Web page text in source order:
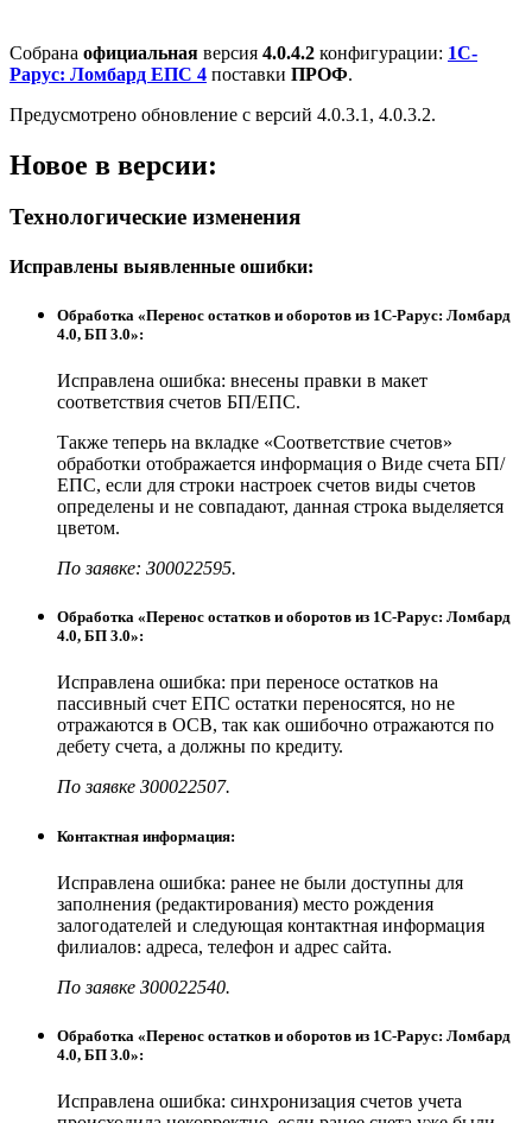
Собрана официальная версия 4.0.4.2 конфигурации: 1С-
Рарус: Ломбард ЕПС 4 поставки ПРОФ.
Предусмотрено обновление с версий 4.0.3.1, 4.0.3.2.
Новое в версии:
Технологические изменения
Исправлены выявленные ошибки:
Обработка «Перенос остатков и оборотов из 1С-Рарус: Ломбард
4.0, БП 3.0»:
Исправлена ошибка: внесены правки в макет
соответствия счетов БП/ЕПС.
Также теперь на вкладке «Соответствие счетов»
обработки отображается информация о Виде счета БП/
ЕПС, если для строки настроек счетов виды счетов
определены и не совпадают, данная строка выделяется
цветом.
По заявке: З00022595.
Обработка «Перенос остатков и оборотов из 1С-Рарус: Ломбард
4.0, БП 3.0»:
Исправлена ошибка: при переносе остатков на
пассивный счет ЕПС остатки переносятся, но не
отражаются в ОСВ, так как ошибочно отражаются по
дебету счета, а должны по кредиту.
По заявке З00022507.
Контактная информация:
Исправлена ошибка: ранее не были доступны для
заполнения (редактирования) место рождения
залогодателей и следующая контактная информация
филиалов: адреса, телефон и адрес сайта.
По заявке З00022540.
Обработка «Перенос остатков и оборотов из 1С-Рарус: Ломбард
4.0, БП 3.0»:
Исправлена ошибка: синхронизация счетов учета